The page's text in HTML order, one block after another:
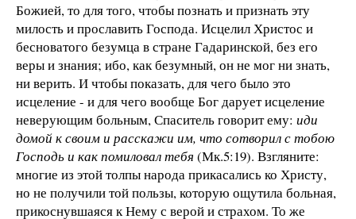
Божией, то для того, чтобы познать и признать эту
милость и прославить Господа. Исцелил Христос и
бесноватого безумца в стране Гадаринской, без его
веры и знания; ибо, как безумный, он не мог ни знать,
ни верить. И чтобы показать, для чего было это
исцеление - и для чего вообще Бог дарует исцеление
неверующим больным, Спаситель говорит ему: иди
домой к своим и расскажи им, что сотворил с тобою
Господь и как помиловал тебя (Мк.5:19). Взгляните:
многие из этой толпы народа прикасались ко Христу,
но не получили той пользы, которую ощутила больная,
прикоснувшаяся к Нему с верой и страхом. То же